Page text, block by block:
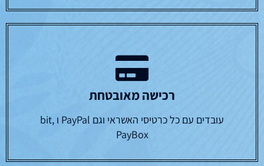
רכישה מאובטחת
עובדים עם כל כרטיסי האשראי וגם PayPal ו bit,
PayBox